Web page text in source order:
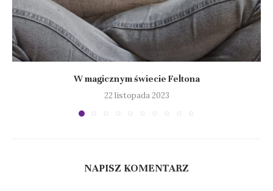
W magicznym świecie Feltona
22 listopada 2023
NAPISZ KOMENTARZ